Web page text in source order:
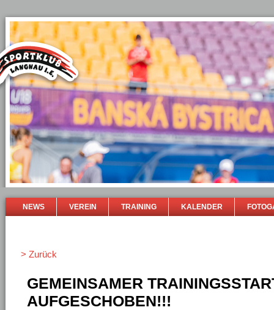
NEWS VEREIN TRAINING KALENDER
> Zurück
GEMEINSAMER
AUFGESCHOBEN!!!